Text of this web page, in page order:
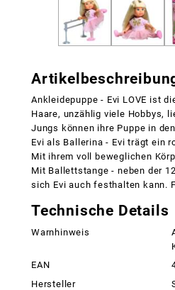
Ankleidepuppe - Evi LOVE ist
Haare, unzählig viele Hobbys,
Jungs können ihre Puppe in
Evi als Ballerina - Evi trägt ein
Mit ihrem voll beweglichen
Mit Ballettstange - neben der
sich Evi auch festhalten kann.
Technische Details
Warnhinweis
EAN
Hersteller